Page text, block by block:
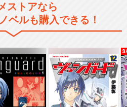
舞台「呪術廻戦 0」WITH LIV
E BAND
舞台「呪術廻戦」-京都姉妹校
交流会・起首雷同-
ストアなら
ベルも購入できる！